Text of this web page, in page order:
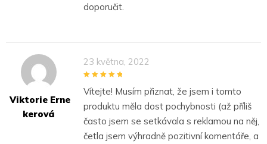
doporučit.
Viktorie Erne
Kerová
23 května, 2022
Vítejte! Musím přiznat, že jsem i tomto
produktu měla dost pochybnosti (až příliš
často jsem se setkávala s reklamou na něj,
četla jsem výhradně pozitivní komentáře, a